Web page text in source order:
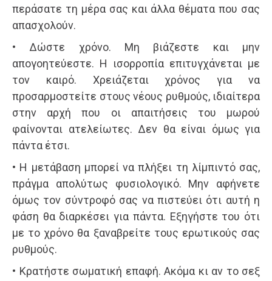
περάσατε τη μέρα σας και άλλα θέματα που σας
απασχολούν.
• Δώστε χρόνο. Μη βιάζεστε και μην
απογοητεύεστε. Η ισορροπία επιτυγχάνεται με
τον καιρό. Χρειάζεται χρόνος για να
προσαρμοστείτε στους νέους ρυθμούς, ιδιαίτερα
στην αρχή που οι απαιτήσεις του μωρού
φαίνονται ατελείωτες. Δεν θα είναι όμως για
πάντα έτσι.
• Η μετάβαση μπορεί να πλήξει τη λίμπιντό σας,
πράγμα απολύτως φυσιολογικό. Μην αφήνετε
όμως τον σύντροφό σας να πιστεύει ότι αυτή η
φάση θα διαρκέσει για πάντα. Εξηγήστε του ότι
με το χρόνο θα ξαναβρείτε τους ερωτικούς σας
ρυθμούς.
• Κρατήστε σωματική επαφή. Ακόμα κι αν το σεξ